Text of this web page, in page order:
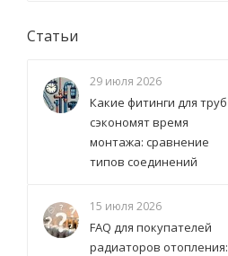
Статьи
29 июля 2026
Какие фитинги для труб
сэкономят время
монтажа: сравнение
типов соединений
15 июля 2026
FAQ для покупателей
радиаторов отопления: